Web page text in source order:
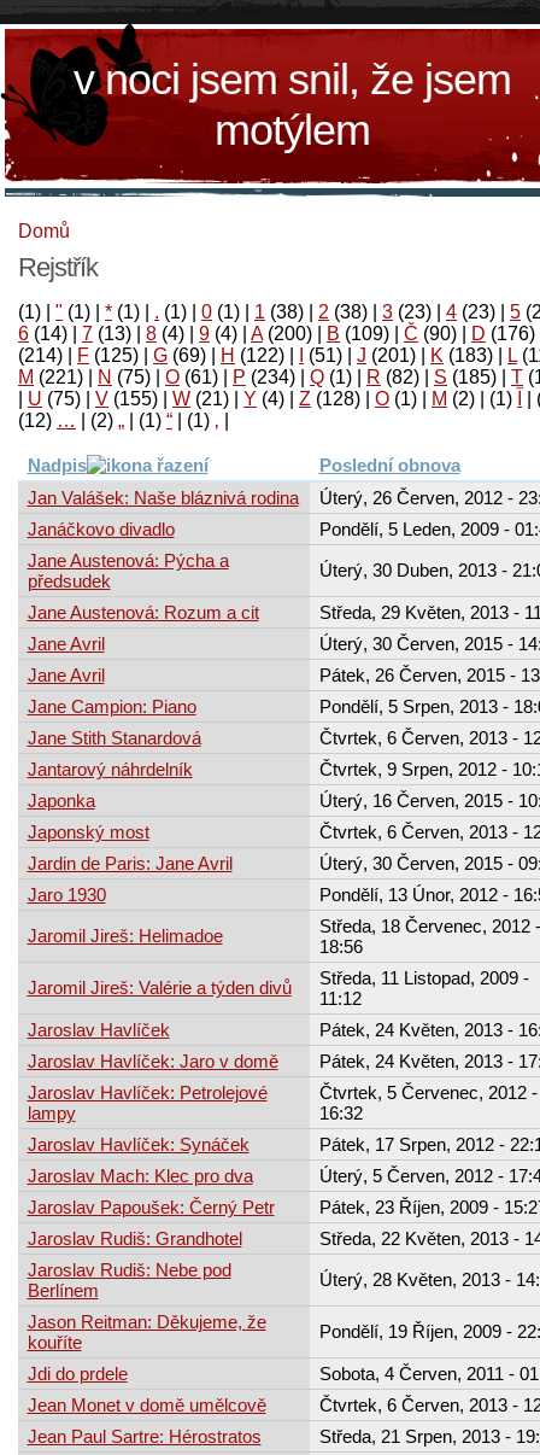
v noci jsem snil, že jsem
motýlem
Domů
Rejstřík
(1) " (1) * (1) . (1) 0 (1) 1 (38) 2 (38) 3 (23) 4 (23) 5
6 (14) 7 (13) 8 (4) 9 (4) A(200) B (109) Č (90) D (176)
(214)
F (125) G (69) H (122) (51) J (201) K (183) L
M (221) N (75) O (61) P (234) Q (1) R (82) S (185) T
U (75) V (155) W (21) Y (4) Z (128) Ο (1) М (2)
(1)
‚
(1)
“
(1)
„
(2)
…
(12)
Nadpis
Poslední obnova
Jan Valášek: Naše bláznivá rodina
Úterý, 26 Červen, 2012 -
Janáčkovo divadlo
Pondělí, 5 Leden, 2009 -
Jane Austenová: Pýcha a
předsudek
Úterý, 30 Duben, 2013 -
Jane Austenová: Rozum a cit
Středa, 29 Květen, 2013 -
Jane Avril
Úterý, 30 Červen, 2015 -
Jane Avril
Pátek, 26 Červen, 2015 -
Jane Campion: Piano
Pondělí, 5 Srpen, 2013 -
Jane Stith Stanardová
Čtvrtek, 6 Červen, 2013 -
Jantarový náhrdelník
Čtvrtek, 9 Srpen, 2012 -
Japonka
Úterý, 16 Červen, 2015 -
Japonský most
Čtvrtek, 6 Červen, 2013 -
Jardin de Paris: Jane Avril
Úterý, 30 Červen, 2015 -
Jaro 1930
Pondělí, 13 Únor, 2012 -
Jaromil Jireš: Helimadoe
Středa, 18 Červenec, 2012 -
18:56
Jaromil Jireš: Valérie a týden divů
Středa, 11 Listopad, 2009 -
11:12
Jaroslav Havlíček
Pátek, 24 Květen, 2013 -
Jaroslav Havlíček: Jaro v domě
Pátek, 24 Květen, 2013 -
Jaroslav Havlíček: Petrolejové
lampy
Čtvrtek, 5 Červenec, 2012 -
16:32
Jaroslav Havlíček: Synáček
Pátek, 17 Srpen, 2012 -
Jaroslav Mach: Klec pro dva
Úterý, 5 Červen, 2012 -
Jaroslav Papoušek: Černý Petr
Pátek, 23 Říjen, 2009 -
Jaroslav Rudiš: Grandhotel
Středa, 22 Květen, 2013 -
Jaroslav Rudiš: Nebe pod
Berlínem
Úterý, 28 Květen, 2013 -
Jason Reitman: Děkujeme, že
kouříte
Pondělí, 19 Říjen, 2009 -
Jdi do prdele
Sobota, 4 Červen, 2011 -
Jean Monet v domě umělcově
Čtvrtek, 6 Červen, 2013 -
Jean Paul Sartre: Hérostratos
Středa, 21 Srpen, 2013 -